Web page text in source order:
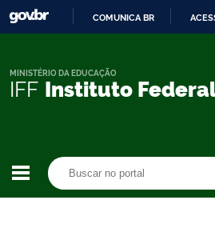
COMUNICA BR
IFF Instituto
MINISTÉRIO DA EDUCAÇÃO